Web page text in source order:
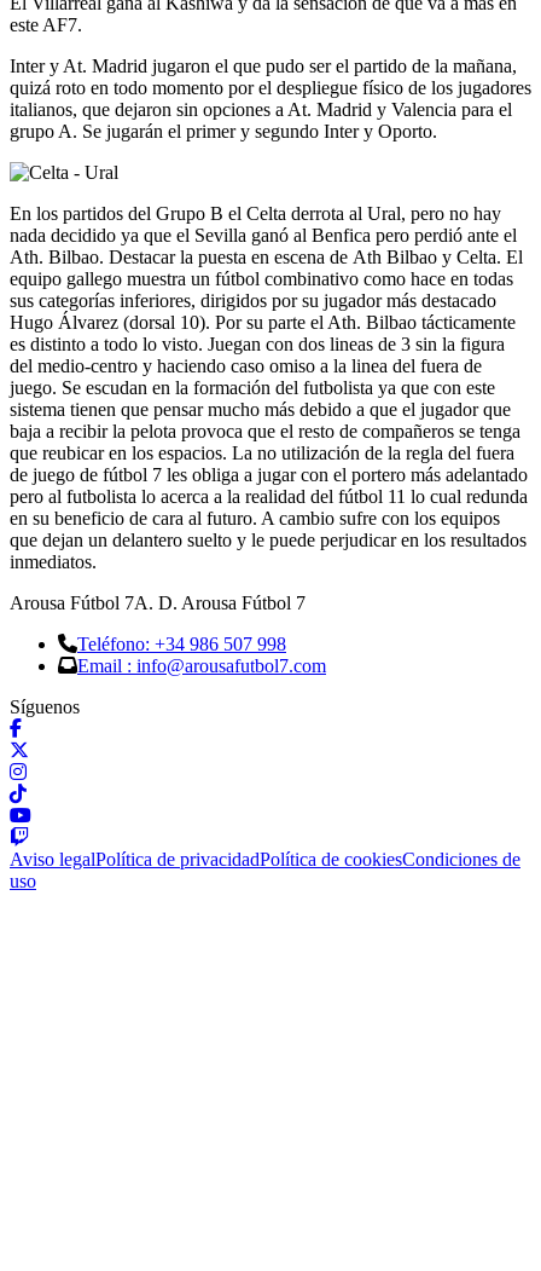
este AF7.
Inter y At. Madrid jugaron el que pudo ser el partido de la mañana,
quizá roto en todo momento por el despliegue físico de los jugadores
italianos, que dejaron sin opciones a At. Madrid y Valencia para el
grupo A. Se jugarán el primer y segundo Inter y Oporto.
En los partidos del Grupo B el Celta derrota al Ural, pero no hay
nada decidido ya que el Sevilla ganó al Benfica pero perdió ante el
Ath. Bilbao. Destacar la puesta en escena de Ath Bilbao y Celta. El
equipo gallego muestra un fútbol combinativo como hace en todas
sus categorías inferiores, dirigidos por su jugador más destacado
Hugo Álvarez (dorsal 10). Por su parte el Ath. Bilbao tácticamente
es distinto a todo lo visto. Juegan con dos lineas de 3 sin la figura
del medio-centro y haciendo caso omiso a la linea del fuera de
juego. Se escudan en la formación del futbolista ya que con este
sistema tienen que pensar mucho más debido a que el jugador que
baja a recibir la pelota provoca que el resto de compañeros se tenga
que reubicar en los espacios. La no utilización de la regla del fuera
de juego de fútbol 7 les obliga a jugar con el portero más adelantado
pero al futbolista lo acerca a la realidad del fútbol 11 lo cual redunda
en su beneficio de cara al futuro. A cambio sufre con los equipos
que dejan un delantero suelto y le puede perjudicar en los resultados
inmediatos.
Arousa Fútbol 7A. D. Arousa Fútbol 7
Teléfono: +34 986 507 998
Email : info@arousafutbol7.com
Síguenos
Aviso legalPolítica de privacidadPolítica de cookiesCondiciones de
uso